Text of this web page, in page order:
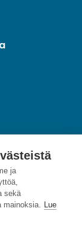
ja
sekä
mainoksia. Lue